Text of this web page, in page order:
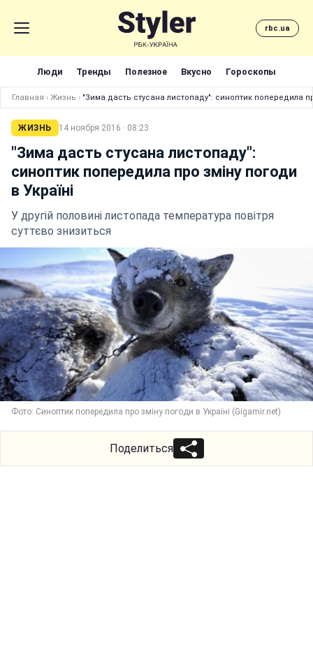
rbc.ua
Люди Тренды Полезное Вкусно Гороскопы
Главная › Жизнь › "Зима дасть стусана листопаду": синоптик попередила
ЖИЗНЬ 14 ноября 2016 · 08:23
"Зима дасть стусана листопаду":
синоптик попередила про зміну погоди
в Україні
У другій половині листопада температура повітря
суттєво знизиться
Фото: Синоптик попередила про зміну погоди в Україні (Gigamir.net)
Поделиться